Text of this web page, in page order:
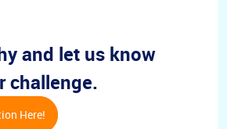
and let us know
challenge.
Here!